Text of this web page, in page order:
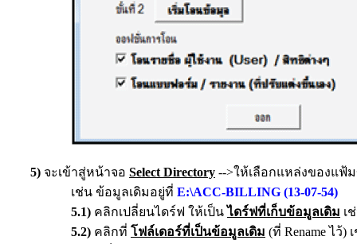
5) จะเข้าสู่หน้าจอ Select Directory -->ให้เลือกแหล่งของแฟ้
เช่น ข้อมูลเดิมอยู่ที่ E:\ACC-BILLING (13-07-54)
5.1) คลิกเปลี่ยนไดร์ฟ ให้เป็น ไดร์ฟที่เก็บข้อมูลเดิม เ
5.2) คลิกที่ โฟล์เดอร์ที่เป็นข้อมูลเดิม (ที่ Rename ไว้)